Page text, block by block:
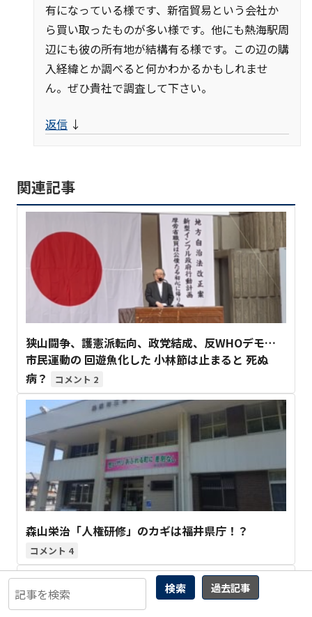
検索 過去記事
有になっている様です、新宿貿易という会社か
ら買い取ったものが多い様です。他にも熱海駅周
辺にも彼の所有地が結構有る様です。この辺の購
入経緯とか調べると何かわかるかもしれませ
ん。ぜひ貴社で調査して下さい。
返信 ↓
関連記事
狭山闘争、護憲派転向、政党結成、反WHOデモ…
市民運動の 回遊魚化した 小林節は止まると 死ぬ
病？
2
森山栄治「人権研修」のカギは福井県庁！？
4